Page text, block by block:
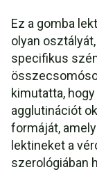
Ez a gomba
olyan
specifikus
kimutatta,
agglutinációt
formáját,
lektineket a
szerológiában